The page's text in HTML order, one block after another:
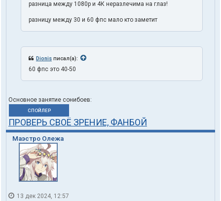
разница между 1080p и 4К неразлечима на глаз!
разницу между 30 и 60 фпс мало кто заметит
Dionis писал(а):
60 фпс это 40-50
Основное занятие сонибоев:
СПОЙЛЕР
ПРОВЕРЬ СВОЁ ЗРЕНИЕ, ФАНБОЙ
Маэстро Олежа
13 дек 2024, 12:57